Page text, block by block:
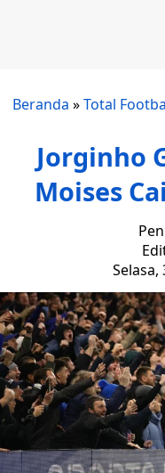
Beranda »Total
Jorginho
Moises
Selasa,